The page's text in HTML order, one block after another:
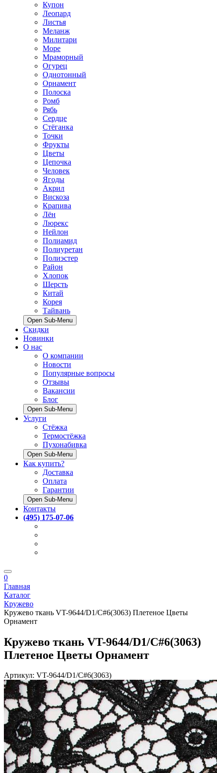
Купон
Леопард
Листья
Меланж
Милитари
Море
Мраморный
Огурец
Однотонный
Орнамент
Полоска
Ромб
Рябь
Сердце
Стёганка
Точки
Фрукты
Цветы
Цепочка
Человек
Ягоды
Акрил
Вискоза
Крапива
Лён
Люрекс
Нейлон
Полиамид
Полиуретан
Полиэстер
Район
Хлопок
Шерсть
Китай
Корея
Тайвань
Open Sub-Menu
Скидки
Новинки
О нас
О компании
Новости
Популярные вопросы
Отзывы
Вакансии
Блог
Open Sub-Menu
Услуги
Стёжка
Термостёжка
Пухонабивка
Open Sub-Menu
Как купить?
Доставка
Оплата
Гарантии
Open Sub-Menu
Контакты
(495) 175-07-06
0
Главная
Каталог
Кружево
Кружево ткань VT-9644/D1/C#6(3063) Плетеное Цветы
Орнамент
Кружево ткань VT-9644/D1/C#6(3063)
Плетеное Цветы Орнамент
Артикул: VT-9644/D1/C#6(3063)